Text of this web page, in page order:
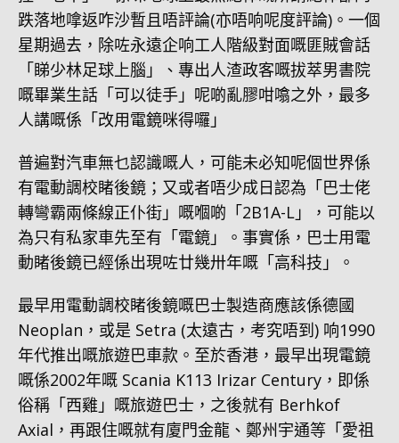
跌落地嗱返咋沙暫且唔評論(亦唔响呢度評論)。一個
星期過去，除咗永遠企响工人階級對面嘅匪賊會話
「睇少林足球上腦」、專出人渣政客嘅拔萃男書院
嘅畢業生話「可以徒手」呢啲亂膠咁噏之外，最多
人講嘅係「改用電鏡咪得囉」
普遍對汽車無乜認識嘅人，可能未必知呢個世界係
有電動調校睹後鏡；又或者唔少成日認為「巴士佬
轉彎霸兩條線正仆街」嘅嗰啲「2B1A-L」，可能以
為只有私家車先至有「電鏡」。事實係，巴士用電
動睹後鏡已經係出現咗廿幾卅年嘅「高科技」。
最早用電動調校睹後鏡嘅巴士製造商應該係德國
Neoplan，或是 Setra (太遠古，考究唔到) 响1990
年代推出嘅旅遊巴車款。至於香港，最早出現電鏡
嘅係2002年嘅 Scania K113 Irizar Century，即係
俗稱「西雞」嘅旅遊巴士，之後就有 Berhkof
Axial，再跟住嘅就有廈門金龍、鄭州宇通等「愛祖